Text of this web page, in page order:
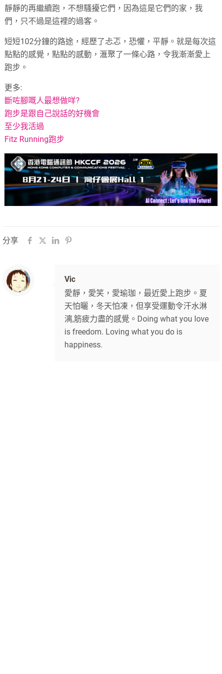
靜靜的再繼續跑，不想騷擾它們，因為這是它們的家，我
們，只不過是這裡的過客。
短短102分鐘的路途，經歷了忐忑，恐懼，平靜。就是每次這
點點的感覺，點點的感動，滙聚了一條心路，令我漸漸愛上
跑步。
更多:
斷咗腳嘅人最想做咩?
跑步是跟自己說話的好機會
至少我活過
Fitz Running跑步
分享
Vic
愛靜，愛笑，愛瑜珈，最近愛上跑步。夏
天怕曬，冬天怕凍，但享受運動令汗水淋
漓,筋疲力盡的感覺。Doing what you love
is freedom. Loving what you do is
happiness.